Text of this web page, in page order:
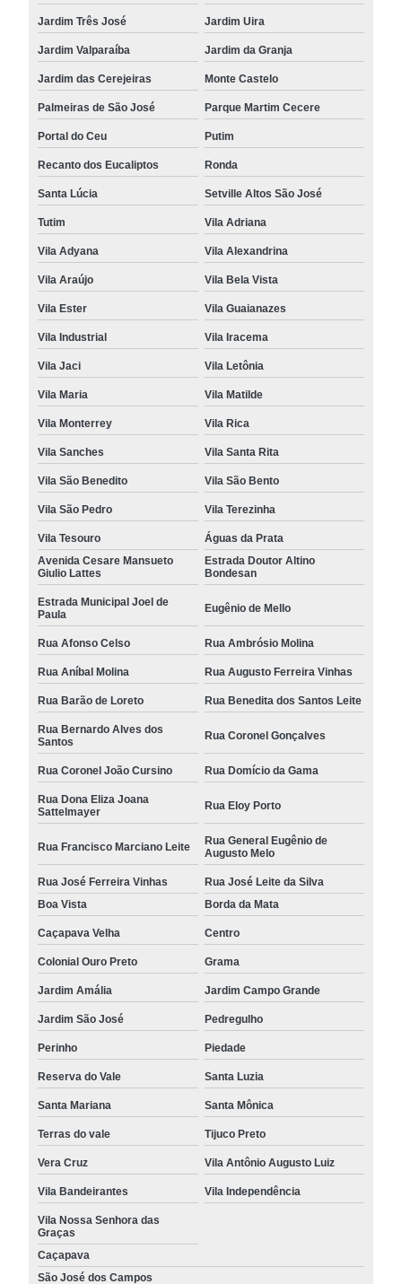
Jardim Três José Jardim Uira
Jardim Valparaíba Jardim da Granja
Jardim das Cerejeiras Monte Castelo
Palmeiras de São José Parque Martim Cecere
Portal do Ceu Putim
Recanto dos Eucaliptos Ronda
Santa Lúcia Setville Altos São José
Tutim Vila Adriana
Vila Adyana Vila Alexandrina
Vila Araújo Vila Bela Vista
Vila Ester Vila Guaianazes
Vila Industrial Vila Iracema
Vila Jaci Vila Letônia
Vila Maria Vila Matilde
Vila Monterrey Vila Rica
Vila Sanches Vila Santa Rita
Vila São Benedito Vila São Bento
Vila São Pedro Vila Terezinha
Vila Tesouro
Águas da Prata
Avenida Cesare Mansueto
Giulio Lattes
Estrada Doutor Altino
Bondesan
Estrada Municipal Joel de
Paula
Eugênio de Mello
Rua Afonso Celso Rua Ambrósio Molina
Rua Aníbal Molina Rua Augusto Ferreira Vinhas
Rua Barão de Loreto Rua Benedita dos Santos Leite
Rua Bernardo Alves dos
Santos
Rua Coronel Gonçalves
Rua Coronel João Cursino Rua Domício da Gama
Rua Dona Eliza Joana
Sattelmayer
Rua Eloy Porto
Rua Francisco Marciano Leite
Rua General Eugênio de
Augusto Melo
Rua José Ferreira Vinhas
Rua José Leite da Silva
Boa Vista
Borda da Mata
Caçapava Velha Centro
Colonial Ouro Preto Grama
Jardim Amália Jardim Campo Grande
Jardim São José Pedregulho
Perinho Piedade
Reserva do Vale Santa Luzia
Santa Mariana Santa Mônica
Terras do vale Tijuco Preto
Vera Cruz Vila Antônio Augusto Luiz
Vila Bandeirantes Vila Independência
Vila Nossa Senhora das
Graças
Caçapava
São José dos Campos